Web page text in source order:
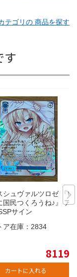
テゴリの 商品を探す
す
シュヴァルツロゼ 『い
国民つくろうね♪』 ア
サイン
在庫： 2834
8119
カートに入れる